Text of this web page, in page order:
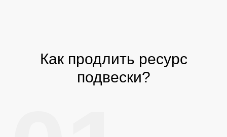
Как продлить ресурс
подвески?